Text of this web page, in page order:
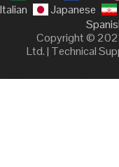
Italian
Japanese
Copyright ©
Ltd. | Technical